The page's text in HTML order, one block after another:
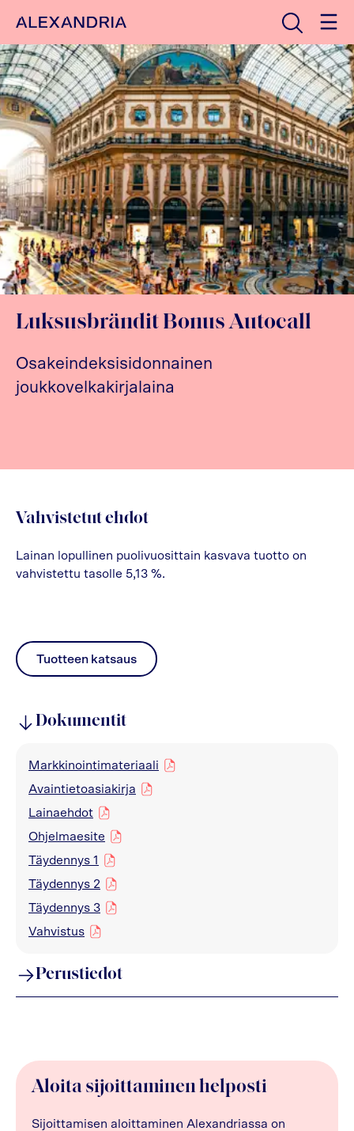
Etusivulle Avaa haku
Luksusbrändit Bonus Autocall
Osakeindeksisidonnainen
joukkovelkakirjalaina
Vahvistetut ehdot
Lainan lopullinen puolivuosittain kasvava tuotto on
vahvistettu tasolle 5,13 %.
Tuotteen katsaus
pdf
Dokumentit
Markkinointimateriaali
pdf
Avaintietoasiakirja
pdf
Lainaehdot
pdf
Ohjelmaesite
pdf
Täydennys 1
pdf
Täydennys 2
pdf
Täydennys 3
pdf
Vahvistus
pdf
Perustiedot
Aloita sijoittaminen helposti
Sijoittamisen aloittaminen Alexandriassa on